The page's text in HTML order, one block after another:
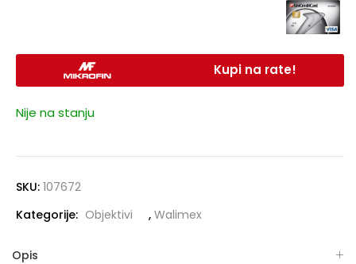
Kupi na rate!
Nije na stanju
SKU: 107672
Kategorije: Objektivi , Walimex
Opis